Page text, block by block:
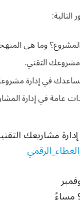
التالية:
وما هي
التقني.
في إدارة
عامة في إدارة
مشاريعك